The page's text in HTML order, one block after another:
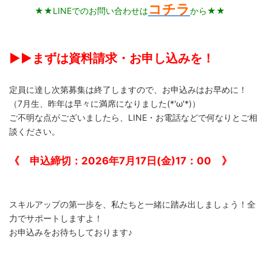
★★LINEでのお問い合わせは コチラから★★
▶▶まずは資料請求・お申し込みを！
定員に達し次第募集は終了しますので、お申込みはお早めに！
（7月生、昨年は早々に満席になりました(*'ω'*)）
ご不明な点がございましたら、LINE・お電話などで何なりとご相
談ください。
《 申込締切：2026年7月17日(金)17：00 》
スキルアップの第一歩を、私たちと一緒に踏み出しましょう！全
力でサポートしますよ！
お申込みをお待ちしております♪